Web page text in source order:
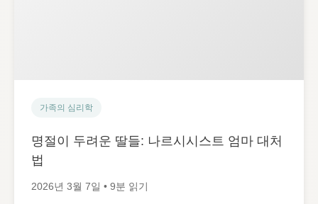
가족의 심리학
명절이 두려운 딸들: 나르시시스트 엄마 대처
법
2026년 3월 7일 • 9분 읽기